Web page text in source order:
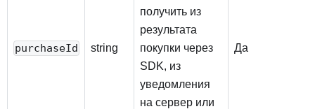
purchaseId string
получить из
результата
покупки через
SDK, из
уведомления
на сервер или
Да